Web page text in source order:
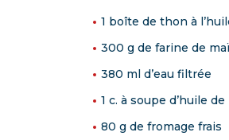
1 boîte de thon à
300 g de farine de
380 ml d’eau filtrée
1 c. à soupe d’huile
80 g de fromage frais